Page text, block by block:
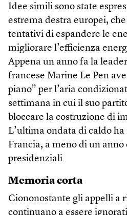
Idee simili sono state
estrema destra europei,
tentativi di espandere le
migliorare l’efficienza
Appena un anno fa la
francese Marine Le Pen
piano” per l’aria
settimana in cui il suo
bloccare la costruzione di
L’ultima ondata di caldo
Francia, a meno di un
presidenziali.
Memoria corta
Ciononostante gli appelli a
continuano a essere